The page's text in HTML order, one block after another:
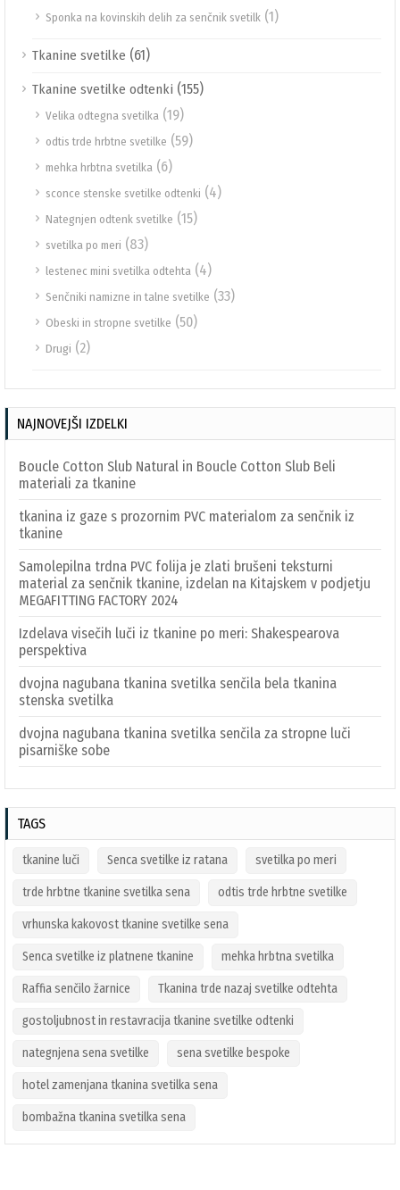
Sponka na kovinskih delih za senčnik svetilk (1)
Tkanine svetilke (61)
Tkanine svetilke odtenki (155)
Velika odtegna svetilka (19)
odtis trde hrbtne svetilke (59)
mehka hrbtna svetilka (6)
sconce stenske svetilke odtenki (4)
Nategnjen odtenk svetilke (15)
svetilka po meri (83)
lestenec mini svetilka odtehta (4)
Senčniki namizne in talne svetilke (33)
Obeski in stropne svetilke (50)
Drugi (2)
NAJNOVEJŠI IZDELKI
Boucle Cotton Slub Natural in Boucle Cotton Slub Beli
materiali za tkanine
tkanina iz gaze s prozornim PVC materialom za senčnik iz
tkanine
Samolepilna trdna PVC folija je zlati brušeni teksturni
material za senčnik tkanine, izdelan na Kitajskem v podjetju
MEGAFITTING FACTORY 2024
Izdelava visečih luči iz tkanine po meri: Shakespearova
perspektiva
dvojna nagubana tkanina svetilka senčila bela tkanina
stenska svetilka
dvojna nagubana tkanina svetilka senčila za stropne luči
pisarniške sobe
TAGS
tkanine luči Senca svetilke iz ratana svetilka po meri
trde hrbtne tkanine svetilka sena odtis trde hrbtne svetilke
vrhunska kakovost tkanine svetilke sena
Senca svetilke iz platnene tkanine mehka hrbtna svetilka
Raffia senčilo žarnice Tkanina trde nazaj svetilke odtehta
gostoljubnost in restavracija tkanine svetilke odtenki
nategnjena sena svetilke sena svetilke bespoke
hotel zamenjana tkanina svetilka sena
bombažna tkanina svetilka sena